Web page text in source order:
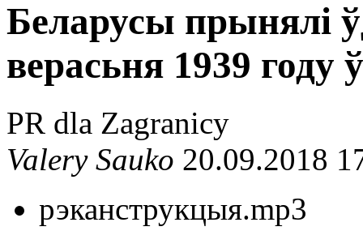
Беларусы прынялі
верасьня 1939
PR dla Zagranicy
Valery Sauko 20.09.2018
рэканструкцыя.mp3